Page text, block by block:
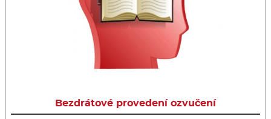
Bezdrátové provedení ozvučení